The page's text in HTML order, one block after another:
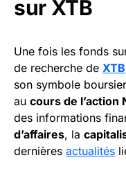
sur XTB
Une fois les fonds
de recherche de XTB
son symbole
au cours de l’action
des informations
d’affaires, la
dernières actualités